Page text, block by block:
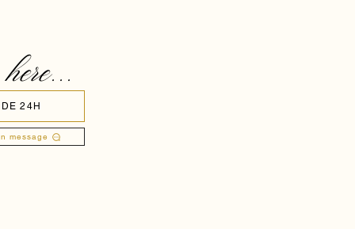
message
24H